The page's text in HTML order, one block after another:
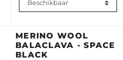
MERINO WOOL
BALACLAVA - SPACE
BLACK